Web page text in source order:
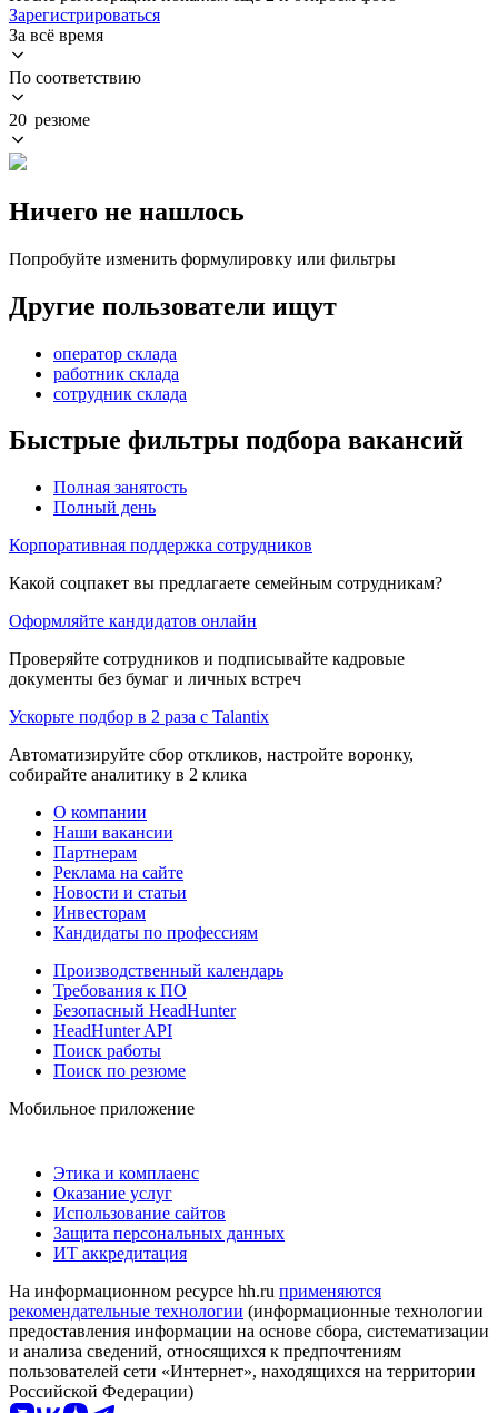
Зарегистрироваться
За всё время
По соответствию
20 резюме
Ничего не нашлось
Попробуйте изменить формулировку или фильтры
Другие пользователи ищут
оператор склада
работник склада
сотрудник склада
Быстрые фильтры подбора вакансий
Полная занятость
Полный день
Корпоративная поддержка сотрудников
Какой соцпакет вы предлагаете семейным сотрудникам?
Оформляйте кандидатов онлайн
Проверяйте сотрудников и подписывайте кадровые
документы без бумаг и личных встреч
Ускорьте подбор в 2 раза с Talantix
Автоматизируйте сбор откликов, настройте воронку,
собирайте аналитику в 2 клика
О компании
Наши вакансии
Партнерам
Реклама на сайте
Новости и статьи
Инвесторам
Кандидаты по профессиям
Производственный календарь
Требования к ПО
Безопасный HeadHunter
HeadHunter API
Поиск работы
Поиск по резюме
Мобильное приложение
Этика и комплаенс
Оказание услуг
Использование сайтов
Защита персональных данных
ИТ аккредитация
На информационном ресурсе hh.ru применяются
рекомендательные технологии (информационные технологии
предоставления информации на основе сбора, систематизации
и анализа сведений, относящихся к предпочтениям
пользователей сети «Интернет», находящихся на территории
Российской Федерации)